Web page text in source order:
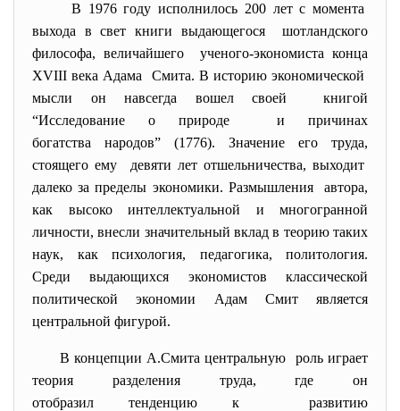
В 1976 году исполнилось 200 лет с момента
выхода в свет книги выдающегося шотландского
философа, величайшего ученого-экономиста конца
XVIII века Адама Смита. В историю экономической
мысли он навсегда вошел своей книгой
“Исследование о природе и причинах
богатства народов” (1776). Значение его труда,
стоящего ему девяти лет отшельничества, выходит
далеко за пределы экономики. Размышления автора,
как высоко интеллектуальной и многогранной
личности, внесли значительный вклад в теорию таких
наук, как психология, педагогика, политология.
Среди выдающихся экономистов классической
политической экономии Адам Смит является
центральной фигурой.
В концепции А.Смита центральную роль играет
теория разделения труда, где он
отобразил тенденцию к развитию